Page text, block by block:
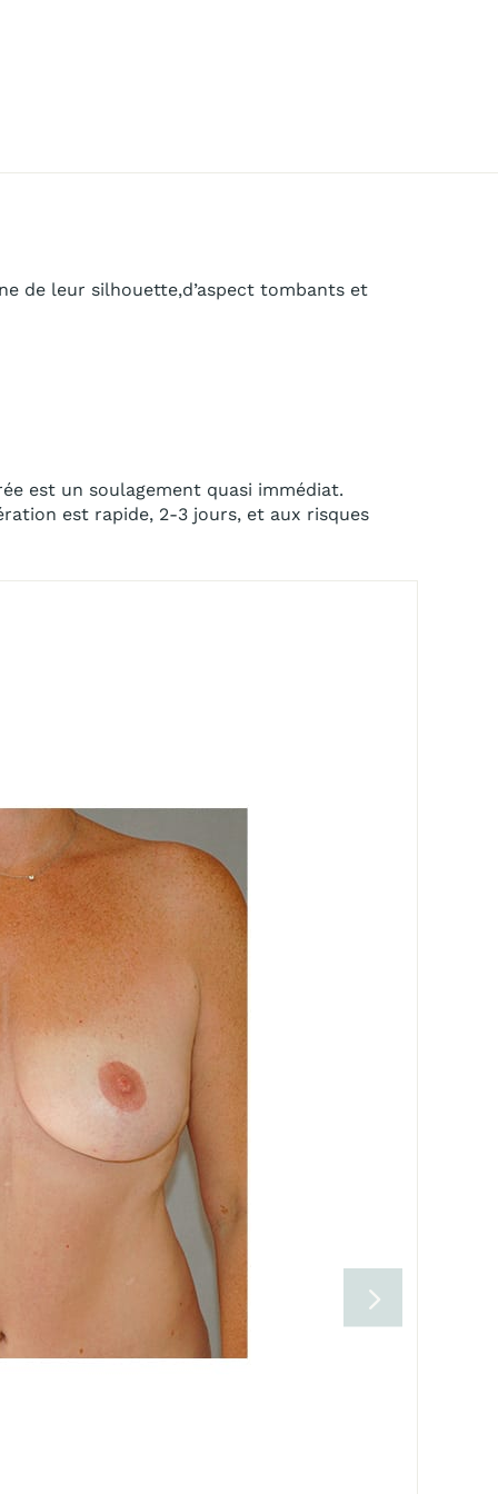
de leur silhouette,d’aspect tombants et
est un soulagement quasi immédiat.
est rapide, 2-3 jours, et aux risques